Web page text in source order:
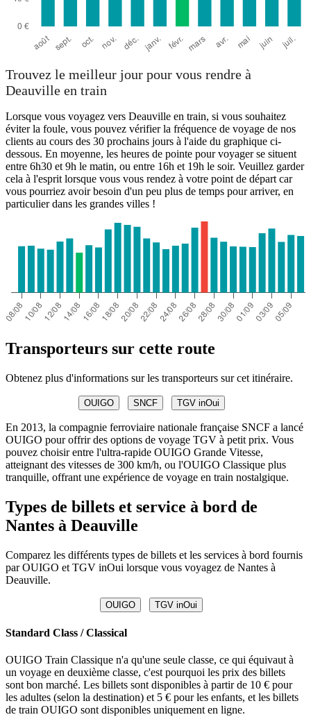
Trouvez le meilleur jour pour vous rendre à
Deauville en train
Lorsque vous voyagez vers Deauville en train, si vous souhaitez
éviter la foule, vous pouvez vérifier la fréquence de voyage de nos
clients au cours des 30 prochains jours à l'aide du graphique ci-
dessous. En moyenne, les heures de pointe pour voyager se situent
entre 6h30 et 9h le matin, ou entre 16h et 19h le soir. Veuillez garder
cela à l'esprit lorsque vous vous rendez à votre point de départ car
vous pourriez avoir besoin d'un peu plus de temps pour arriver, en
particulier dans les grandes villes !
Transporteurs sur cette route
Obtenez plus d'informations sur les transporteurs sur cet itinéraire.
OUIGO SNCF TGV inOui
En 2013, la compagnie ferroviaire nationale française SNCF a lancé
OUIGO pour offrir des options de voyage TGV à petit prix. Vous
pouvez choisir entre l'ultra-rapide OUIGO Grande Vitesse,
atteignant des vitesses de 300 km/h, ou l'OUIGO Classique plus
tranquille, offrant une expérience de voyage en train nostalgique.
Types de billets et service à bord de
Nantes à Deauville
Comparez les différents types de billets et les services à bord fournis
par OUIGO et TGV inOui lorsque vous voyagez de Nantes à
Deauville.
OUIGO TGV inOui
Standard Class / Classical
OUIGO Train Classique n'a qu'une seule classe, ce qui équivaut à
un voyage en deuxième classe, c'est pourquoi les prix des billets
sont bon marché. Les billets sont disponibles à partir de 10 € pour
les adultes (selon la destination) et 5 € pour les enfants, et les billets
de train OUIGO sont disponibles uniquement en ligne.